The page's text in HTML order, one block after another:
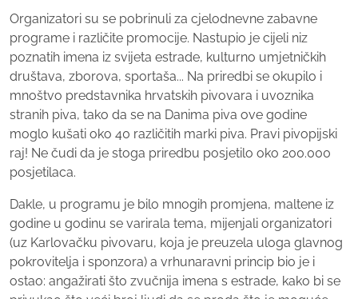
Organizatori su se pobrinuli za cjelodnevne zabavne
programe i različite promocije. Nastupio je cijeli niz
poznatih imena iz svijeta estrade, kulturno umjetničkih
društava, zborova, sportaša... Na priredbi se okupilo i
mnoštvo predstavnika hrvatskih pivovara i uvoznika
stranih piva, tako da se na Danima piva ove godine
moglo kušati oko 40 različitih marki piva. Pravi pivopijski
raj! Ne čudi da je stoga priredbu posjetilo oko 200.000
posjetilaca.
Dakle, u programu je bilo mnogih promjena, maltene iz
godine u godinu se varirala tema, mijenjali organizatori
(uz Karlovačku pivovaru, koja je preuzela uloga glavnog
pokrovitelja i sponzora) a vrhunaravni princip bio je i
ostao: angažirati što zvučnija imena s estrade, kako bi se